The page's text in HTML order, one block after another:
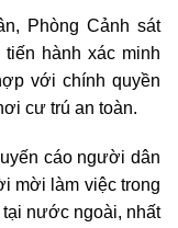
Phòng Cảnh sát
hành xác minh
với chính quyền
cư trú an toàn.
cáo người dân
mời làm việc trong
nước ngoài, nhất